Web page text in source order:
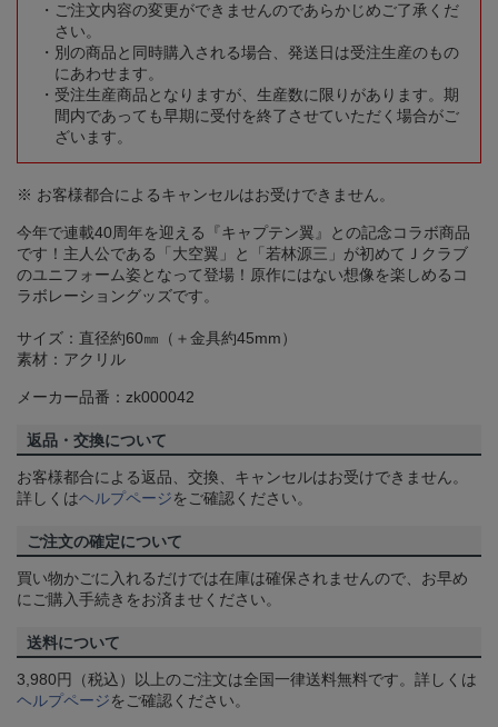
ご注文内容の変更ができませんのであらかじめご了承くだ
さい。
別の商品と同時購入される場合、発送日は受注生産のもの
にあわせます。
受注生産商品となりますが、生産数に限りがあります。期
間内であっても早期に受付を終了させていただく場合がご
ざいます。
※ お客様都合によるキャンセルはお受けできません。
今年で連載40周年を迎える『キャプテン翼』との記念コラボ商品
です！主人公である「大空翼」と「若林源三」が初めてＪクラブ
のユニフォーム姿となって登場！原作にはない想像を楽しめるコ
ラボレーショングッズです。
サイズ：直径約60㎜（＋金具約45mm）
素材：アクリル
メーカー品番：zk000042
返品・交換について
お客様都合による返品、交換、キャンセルはお受けできません。
詳しくはヘルプページをご確認ください。
ご注文の確定について
買い物かごに入れるだけでは在庫は確保されませんので、お早め
にご購入手続きをお済ませください。
送料について
3,980円（税込）以上のご注文は全国一律送料無料です。詳しくは
ヘルプページをご確認ください。